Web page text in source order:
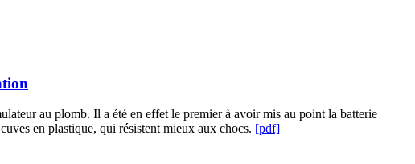
au plomb. Il a été en effet le premier à avoir mis au point la batterie
en plastique, qui résistent mieux aux chocs. [pdf]